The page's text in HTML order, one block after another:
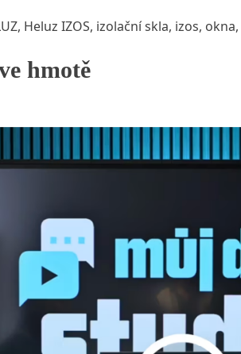
, Heluz IZOS, izolační skla, izos, okna,
hmotě